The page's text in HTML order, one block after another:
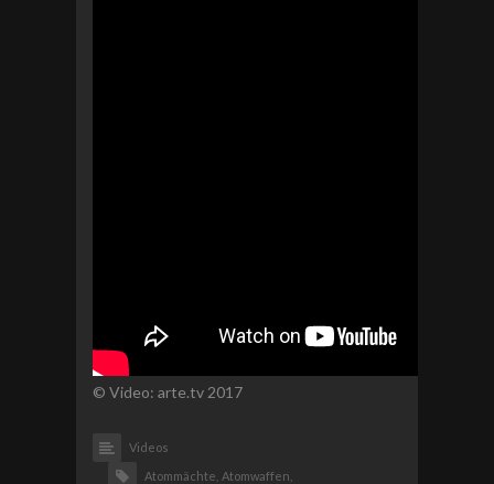
© Video: arte.tv 2017
Videos
Atommächte, Atomwaffen,